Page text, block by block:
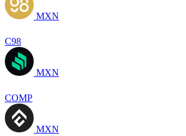
MXN
C98
MXN
COMP
MXN